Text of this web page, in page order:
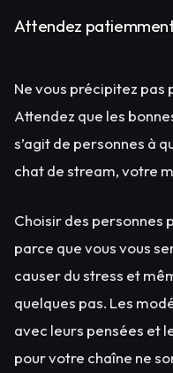
Attendez
Ne vous précipitez pas
Attendez que les
s’agit de personnes à
chat de stream, votre
Choisir des personnes
parce que vous vous
causer du stress et
quelques pas. Les
avec leurs pensées et
pour votre chaîne ne